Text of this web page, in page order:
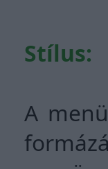
Stílus:
A